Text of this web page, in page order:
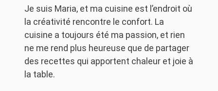
Je suis Maria, et ma cuisine est l’endroit où
la créativité rencontre le confort. La
cuisine a toujours été ma passion, et rien
ne me rend plus heureuse que de partager
des recettes qui apportent chaleur et joie à
la table.